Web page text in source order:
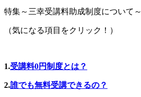
特集～三幸受講料助成制度について～
（気になる項目をクリック！）
1.受講料0円制度とは？
2.誰でも無料受講できるの？